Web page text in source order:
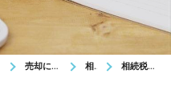
売却について 相続 相続税について